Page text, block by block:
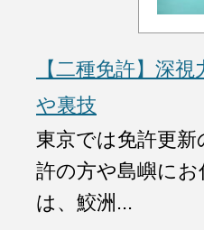
【二種免許】深
や裏技
東京では免許更
許の方や島嶼に
は、鮫洲...